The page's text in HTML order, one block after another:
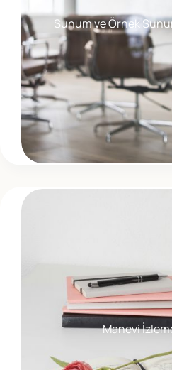
Sunum ve Örnek
Manevi